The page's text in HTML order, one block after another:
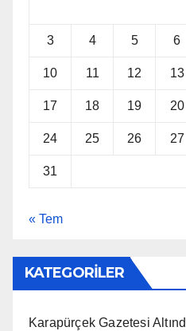
3 4 5 6
10 11 12 13
17 18 19 20
24 25 26 27
31
« Tem
KATEGORİLER
Karapürçek Gazetesi